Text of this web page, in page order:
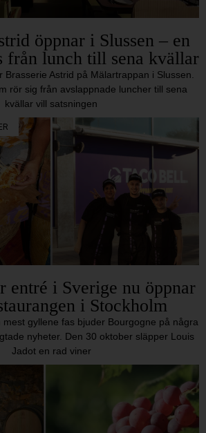
öppnar i Slussen – en
från lunch till sena kvällar
Brasserie Astrid på Mälartrappan i Slussen.
rör sig från avslappnade luncher till sena
kvällar vill satsningen
entré i Sverige nu öppnar
i Stockholm
gyllene fas bjuder Bourgogne på några
nyheter. Den 30 oktober släpper Louis
Jadot en rad viner